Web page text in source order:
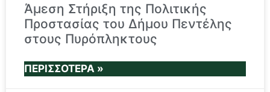
Άμεση Στήριξη της Πολιτικής
Προστασίας του Δήμου Πεντέλης
στους Πυρόπληκτους
ΠΕΡΙΣΣΌΤΕΡΑ »